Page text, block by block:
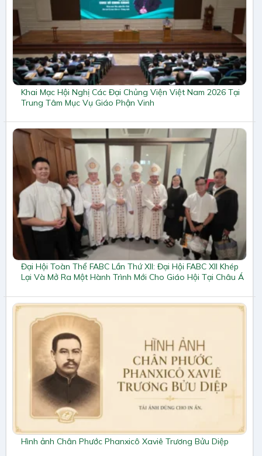
Khai Mạc Hội Nghị Các Đại Chủng Viện Việt Nam 2026 Tại
Trung Tâm Mục Vụ Giáo Phận Vinh
Đại Hội Toàn Thể FABC Lần Thứ XII: Đại Hội FABC XII Khép
Lại Và Mở Ra Một Hành Trình Mới Cho Giáo Hội Tại Châu Á
Hình ảnh Chân Phước Phanxicô Xaviê Trương Bửu Diệp